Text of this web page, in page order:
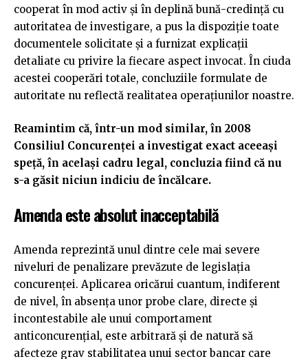
cooperat în mod activ și în deplină bună-credință cu
autoritatea de investigare, a pus la dispoziție toate
documentele solicitate și a furnizat explicații
detaliate cu privire la fiecare aspect invocat. În ciuda
acestei cooperări totale, concluziile formulate de
autoritate nu reflectă realitatea operațiunilor noastre.
Reamintim că, într-un mod similar, în 2008
Consiliul Concurenţei a investigat exact aceeaşi
speţă, în acelaşi cadru legal, concluzia fiind că nu
s-a găsit niciun indiciu de încălcare.
Amenda este absolut inacceptabilă
Amenda reprezintă unul dintre cele mai severe
niveluri de penalizare prevăzute de legislația
concurenței. Aplicarea oricărui cuantum, indiferent
de nivel, în absența unor probe clare, directe și
incontestabile ale unui comportament
anticoncurențial, este arbitrară și de natură să
afecteze grav stabilitatea unui sector bancar care